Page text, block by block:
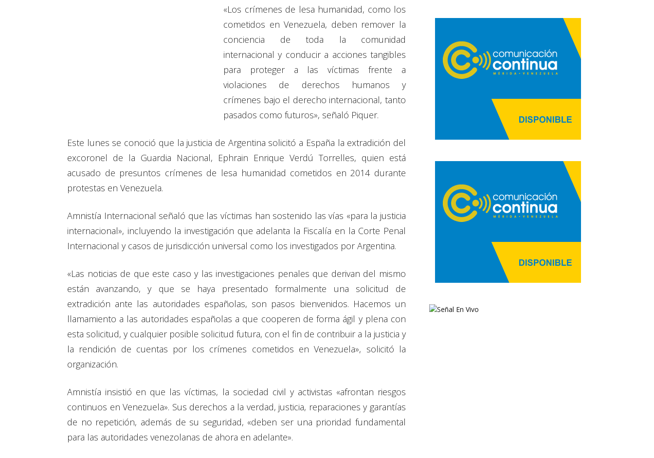
«Los crímenes de lesa humanidad, como los
cometidos en Venezuela, deben remover la
conciencia de toda la comunidad
internacional y conducir a acciones tangibles
para proteger a las víctimas frente a
violaciones de derechos humanos y
crímenes bajo el derecho internacional, tanto
pasados como futuros», señaló Piquer.
Este lunes se conoció que la justicia de Argentina solicitó a España la extradición del
excoronel de la Guardia Nacional, Ephrain Enrique Verdú Torrelles, quien está
acusado de presuntos crímenes de lesa humanidad cometidos en 2014 durante
protestas en Venezuela.
Amnistía Internacional señaló que las víctimas han sostenido las vías «para la justicia
internacional», incluyendo la investigación que adelanta la Fiscalía en la Corte Penal
Internacional y casos de jurisdicción universal como los investigados por Argentina.
«Las noticias de que este caso y las investigaciones penales que derivan del mismo
están avanzando, y que se haya presentado formalmente una solicitud de
extradición ante las autoridades españolas, son pasos bienvenidos. Hacemos un
llamamiento a las autoridades españolas a que cooperen de forma ágil y plena con
esta solicitud, y cualquier posible solicitud futura, con el fin de contribuir a la justicia y
la rendición de cuentas por los crímenes cometidos en Venezuela», solicitó la
organización.
Amnistía insistió en que las víctimas, la sociedad civil y activistas «afrontan riesgos
continuos en Venezuela». Sus derechos a la verdad, justicia, reparaciones y garantías
de no repetición, además de su seguridad, «deben ser una prioridad fundamental
para las autoridades venezolanas de ahora en adelante».